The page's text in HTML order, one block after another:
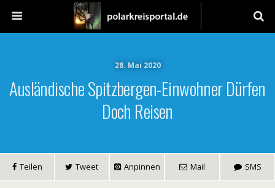
28. Mai 2020
Ausländische Spitzbergen-Einwohner Dürfen
Doch Reisen
Teilen Tweet Anpinnen Mail SMS